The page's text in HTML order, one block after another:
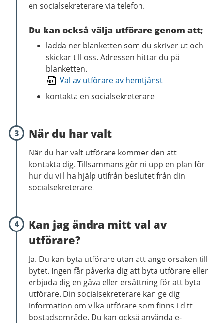
en socialsekreterare via telefon.
Du kan också välja utförare genom att;
ladda ner blanketten som du skriver ut och
skickar till oss. Adressen hittar du på
blanketten.
Val av utförare av hemtjänst
kontakta en socialsekreterare
3 När du har valt
När du har valt utförare kommer den att
kontakta dig. Tillsammans gör ni upp en plan för
hur du vill ha hjälp utifrån beslutet från din
socialsekreterare.
4
Kan jag ändra mitt val av
utförare?
Ja. Du kan byta utförare utan att ange orsaken till
bytet. Ingen får påverka dig att byta utförare eller
erbjuda dig en gåva eller ersättning för att byta
utförare. Din socialsekreterare kan ge dig
information om vilka utförare som finns i ditt
bostadsområde. Du kan också använda e-